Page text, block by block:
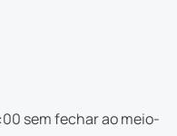
sem fechar ao meio-